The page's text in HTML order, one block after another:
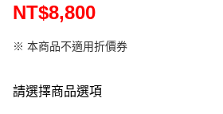
NT$8,800
※ 本商品不適用折價券
請選擇商品選項